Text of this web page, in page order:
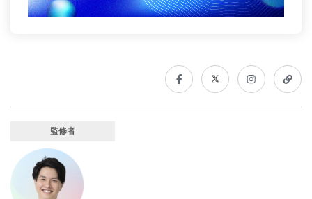
監修者